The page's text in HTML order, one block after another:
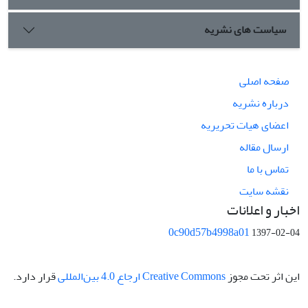
سیاست های نشریه
صفحه اصلی
درباره نشریه
اعضای هیات تحریریه
ارسال مقاله
تماس با ما
نقشه سایت
اخبار و اعلانات
0c90d57b4998a011397-02-04
این اثر تحت مجوز Creative Commons ارجاع 4.0 بین‌المللی قرار دارد.